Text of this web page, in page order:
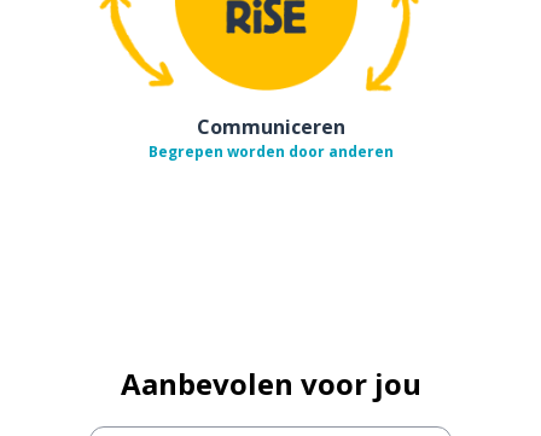
Communiceren
Begrepen worden door anderen
Aanbevolen voor jou